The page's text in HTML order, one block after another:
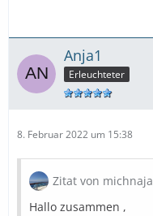
Anja1
Erleuchteter
8. Februar 2022 um 15:38
Zitat von michnaja
Hallo zusammen ,